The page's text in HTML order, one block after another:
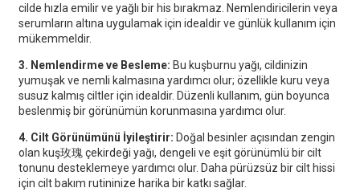
cilde hızla emilir ve yağlı bir his bırakmaz. Nemlendiricilerin veya
serumların altına uygulamak için idealdir ve günlük kullanım için
mükemmeldir.
3. Nemlendirme ve Besleme: Bu kuşburnu yağı, cildinizin
yumuşak ve nemli kalmasına yardımcı olur; özellikle kuru veya
susuz kalmış ciltler için idealdir. Düzenli kullanım, gün boyunca
beslenmiş bir görünümün korunmasına yardımcı olur.
4. Cilt Görünümünü İyileştirir: Doğal besinler açısından zengin
olan kuş玫瑰 çekirdeği yağı, dengeli ve eşit görünümlü bir cilt
tonunu desteklemeye yardımcı olur. Daha pürüzsüz bir cilt hissi
için cilt bakım rutininize harika bir katkı sağlar.